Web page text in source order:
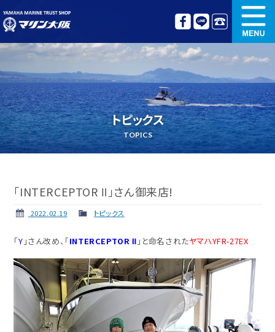
中古艇情報
オリジナル艤装 ボート免許講習
更新講習 クルージング情報
トピックス
TOPICS
「INTERCEPTOR Ⅱ」さん御来店!
2022.02.19 トピックス
「Y 」さん改め、「INTERCEPTOR Ⅱ 」と命名されたヤマハYFR-27EX